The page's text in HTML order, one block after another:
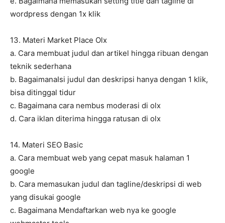
wordpress dengan 1x klik
13. Materi Market Place Olx
a. Cara membuat judul dan artikel hingga ribuan dengan
teknik sederhana
b. BagaimanaIsi judul dan deskripsi hanya dengan 1 klik,
bisa ditinggal tidur
c. Bagaimana cara nembus moderasi di olx
d. Cara iklan diterima hingga ratusan di olx
14. Materi SEO Basic
a. Cara membuat web yang cepat masuk halaman 1
google
b. Cara memasukan judul dan tagline/deskripsi di web
yang disukai google
c. Bagaimana Mendaftarkan web nya ke google